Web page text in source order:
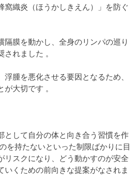
窩織炎（ほうかしきえん）」を防ぐ
隔膜を動かし、全身のリンパの巡り
れました 。
浮腫を悪化させる要因となるため、
大切です 。
として自分の体と向き合う習慣を作
を持たないといった制限ばかりに目
リスクになり、どう動かすのが安全
くための前向きな提案がなされま